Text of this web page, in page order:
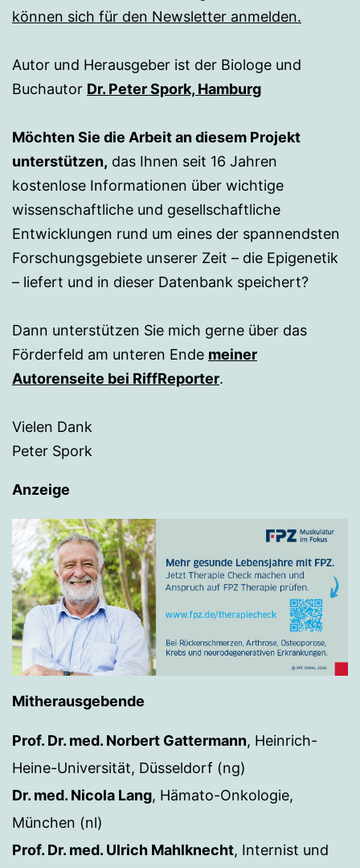
können sich für den Newsletter anmelden.
Autor und Herausgeber ist der Biologe und
Buchautor Dr. Peter Spork, Hamburg
Möchten Sie die Arbeit an diesem Projekt
unterstützen, das Ihnen seit 16 Jahren
kostenlose Informationen über wichtige
wissenschaftliche und gesellschaftliche
Entwicklungen rund um eines der spannendsten
Forschungsgebiete unserer Zeit – die Epigenetik
– liefert und in dieser Datenbank speichert?
Dann unterstützen Sie mich gerne über das
Förderfeld am unteren Ende meiner
Autorenseite bei RiffReporter.
Vielen Dank
Peter Spork
Anzeige
Mitherausgebende
Prof. Dr. med. Norbert Gattermann, Heinrich-
Heine-Universität, Düsseldorf (ng)
Dr. med. Nicola Lang, Hämato-Onkologie,
München (nl)
Prof. Dr. med. Ulrich Mahlknecht, Internist und